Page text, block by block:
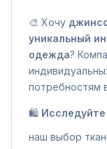
🎨 Хочу
уникальный
одежда?
потребностям
🛍️
наш выбор